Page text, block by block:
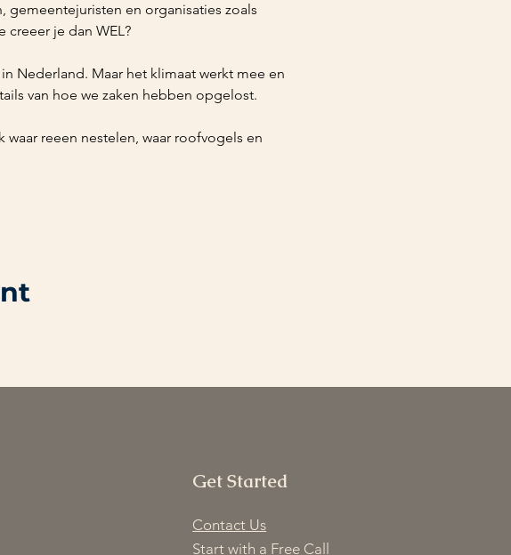
en organisaties zoals
creeer je dan WEL?
Nederland. Maar het klimaat werkt mee en
van hoe we zaken hebben opgelost.
reeen nestelen, waar roofvogels en
Get Started
Contact Us
Start with a Free Call